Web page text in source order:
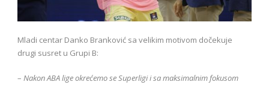
Mladi centar Danko Branković sa velikim motivom dočekuje
drugi susret u Grupi B:
– Nakon ABA lige okrećemo se Superligi i sa maksimalnim fokusom